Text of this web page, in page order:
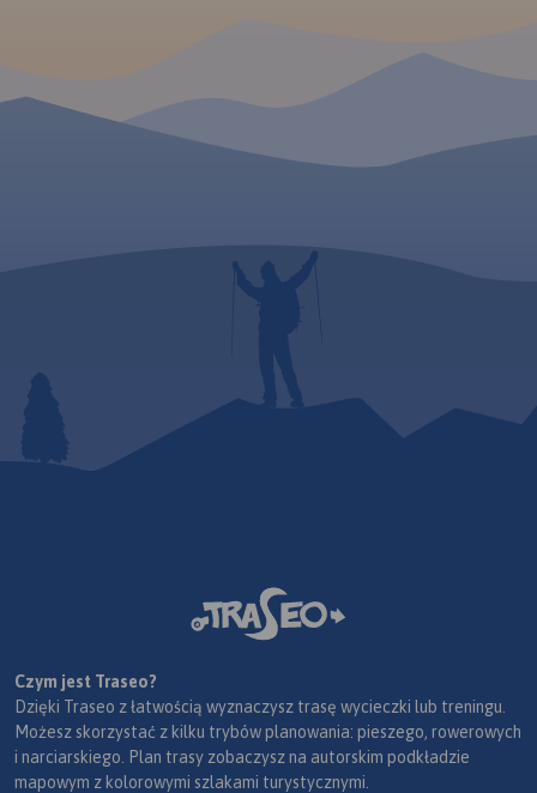
Czym jest Traseo?
Dzięki Traseo z łatwością wyznaczysz trasę wycieczki lub treningu.
Możesz skorzystać z kilku trybów planowania: pieszego, rowerowych
i narciarskiego. Plan trasy zobaczysz na autorskim podkładzie
mapowym z kolorowymi szlakami turystycznymi.